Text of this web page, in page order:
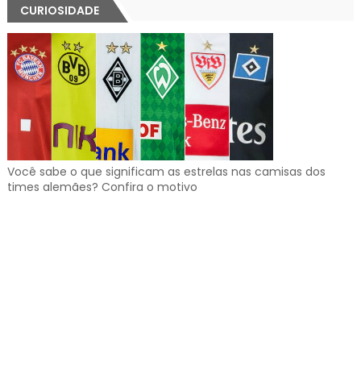
CURIOSIDADE
Você sabe o que significam as estrelas nas camisas dos
times alemães? Confira o motivo